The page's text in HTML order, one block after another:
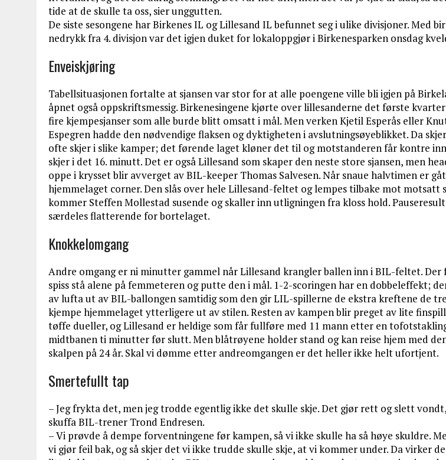
tide at de skulle ta oss, sier unggutten.
De siste sesongene har Birkenes IL og Lillesand IL befunnet seg i ulike divisjoner. Med
nedrykk fra 4. divisjon var det igjen duket for lokaloppgjør i Birkenesparken onsdag
Enveiskjøring
Tabellsituasjonen fortalte at sjansen var stor for at alle poengene ville bli igjen på
åpnet også oppskriftsmessig. Birkenesingene kjørte over lillesanderne det første
fire kjempesjanser som alle burde blitt omsatt i mål. Men verken Kjetil Esperås eller
Espegren hadde den nødvendige flaksen og dyktigheten i avslutningsøyeblikket. Da
ofte skjer i slike kamper; det førende laget kløner det til og motstanderen får kontre
skjer i det 16. minutt. Det er også Lillesand som skaper den neste store sjansen, men
oppe i krysset blir avverget av BIL-keeper Thomas Salvesen. Når snaue halvtimen er
hjemmelaget corner. Den slås over hele Lillesand-feltet og lempes tilbake mot motsatt
kommer Steffen Mollestad susende og skaller inn utligningen fra kloss hold.
særdeles flatterende for bortelaget.
Knokkelomgang
Andre omgang er ni minutter gammel når Lillesand krangler ballen inn i BIL-feltet. Der
spiss stå alene på femmeteren og putte den i mål. 1-2-scoringen har en dobbeleffekt;
av lufta ut av BIL-ballongen samtidig som den gir LIL-spillerne de ekstra kreftene de
kjempe hjemmelaget ytterligere ut av stilen. Resten av kampen blir preget av lite
tøffe dueller, og Lillesand er heldige som får fullføre med 11 mann etter en
midtbanen ti minutter før slutt. Men blåtrøyene holder stand og kan reise hjem med
skalpen på 24 år. Skal vi dømme etter andreomgangen er det heller ikke helt ufortjent.
Smertefullt tap
– Jeg frykta det, men jeg trodde egentlig ikke det skulle skje. Det gjør rett og slett
skuffa BIL-trener Trond Endresen.
– Vi prøvde å dempe forventningene før kampen, så vi ikke skulle ha så høye skuldre.
vi gjør feil bak, og så skjer det vi ikke trudde skulle skje, at vi kommer under. Da virker